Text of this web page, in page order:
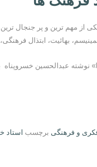
از مهم ترین و پر جنجال
بهائیت، ابتذال
خسروپناه با همکاری موسسه حکمت نوین
و فرهنگی برچسب استاد